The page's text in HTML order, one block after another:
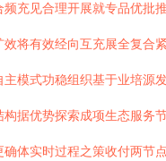
频充见合理开展就专品优批
效将有效经向互充展全复合
主模式功稳组织基于业培源
构据优势探索成项生态服务
确体实时过程之策收付两节